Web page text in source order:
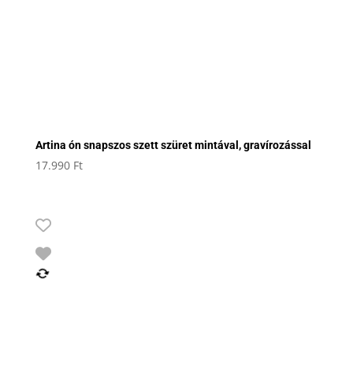
Artina ón snapszos szett szüret mintával, gravírozással
17.990 Ft